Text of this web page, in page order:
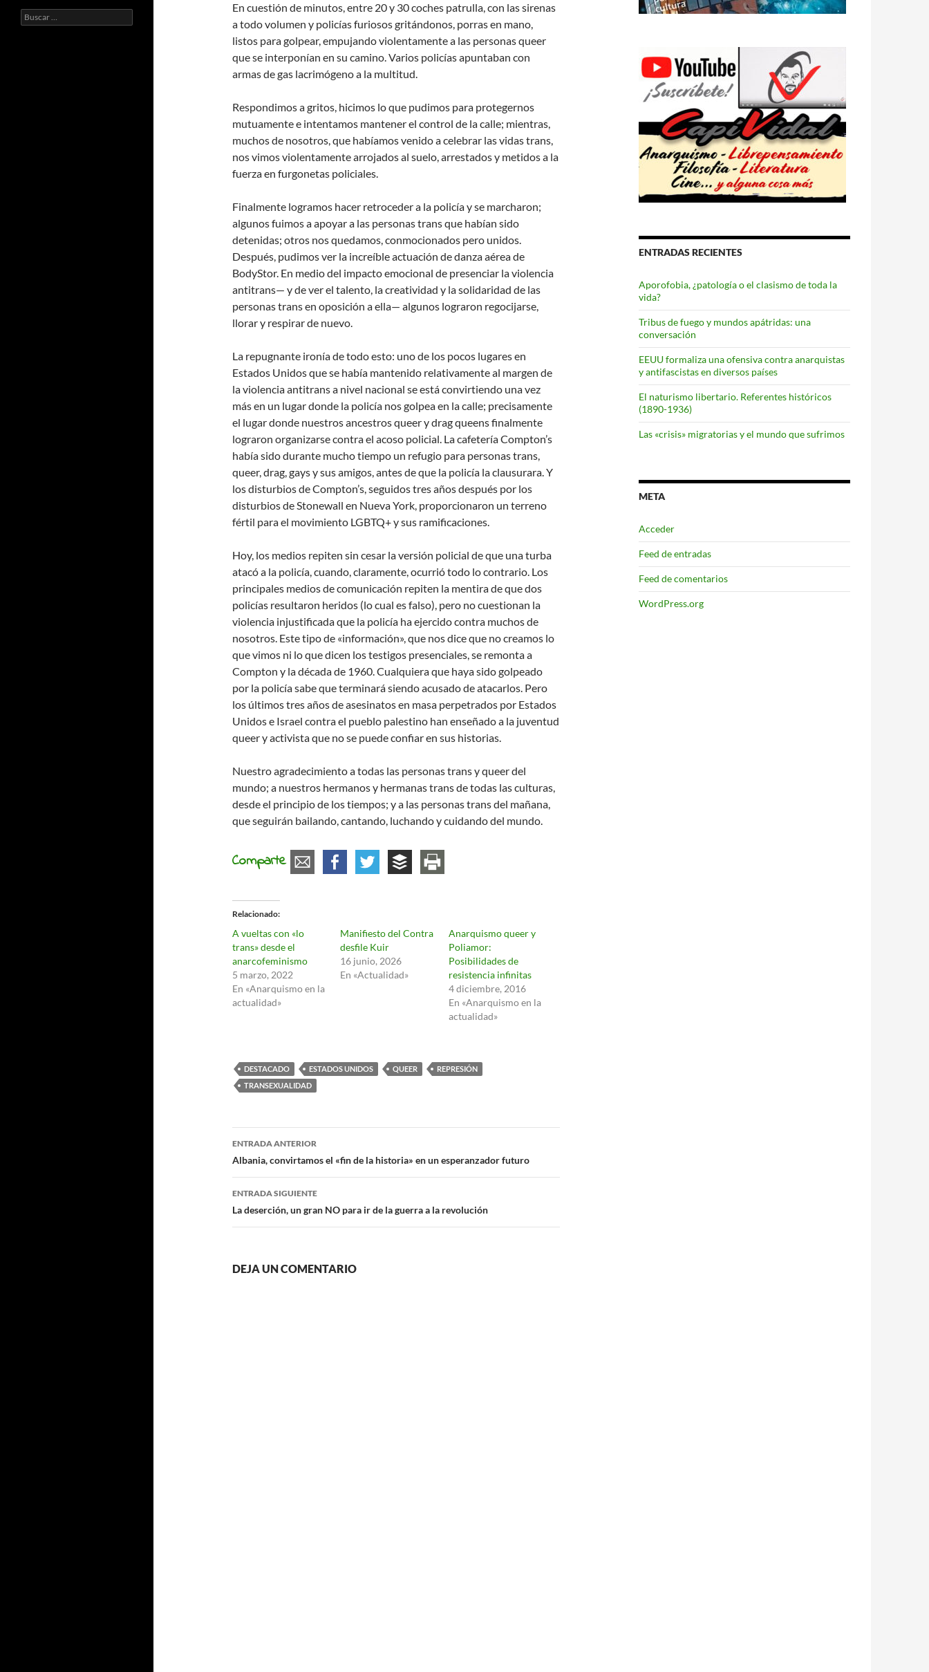
En cuestión de minutos, entre 20 y 30 coches patrulla, con las sirenas
a todo volumen y policías furiosos gritándonos, porras en mano,
listos para golpear, empujando violentamente a las personas queer
que se interponían en su camino. Varios policías apuntaban con
armas de gas lacrimógeno a la multitud.
Respondimos a gritos, hicimos lo que pudimos para protegernos
mutuamente e intentamos mantener el control de la calle; mientras,
muchos de nosotros, que habíamos venido a celebrar las vidas trans,
nos vimos violentamente arrojados al suelo, arrestados y metidos a la
fuerza en furgonetas policiales.
Finalmente logramos hacer retroceder a la policía y se marcharon;
algunos fuimos a apoyar a las personas trans que habían sido
detenidas; otros nos quedamos, conmocionados pero unidos.
Después, pudimos ver la increíble actuación de danza aérea de
BodyStor. En medio del impacto emocional de presenciar la violencia
antitrans— y de ver el talento, la creatividad y la solidaridad de las
personas trans en oposición a ella— algunos lograron regocijarse,
llorar y respirar de nuevo.
La repugnante ironía de todo esto: uno de los pocos lugares en
Estados Unidos que se había mantenido relativamente al margen de
la violencia antitrans a nivel nacional se está convirtiendo una vez
más en un lugar donde la policía nos golpea en la calle; precisamente
el lugar donde nuestros ancestros queer y drag queens finalmente
lograron organizarse contra el acoso policial. La cafetería Compton’s
había sido durante mucho tiempo un refugio para personas trans,
queer, drag, gays y sus amigos, antes de que la policía la clausurara. Y
los disturbios de Compton’s, seguidos tres años después por los
disturbios de Stonewall en Nueva York, proporcionaron un terreno
fértil para el movimiento LGBTQ+ y sus ramificaciones.
Hoy, los medios repiten sin cesar la versión policial de que una turba
atacó a la policía, cuando, claramente, ocurrió todo lo contrario. Los
principales medios de comunicación repiten la mentira de que dos
policías resultaron heridos (lo cual es falso), pero no cuestionan la
violencia injustificada que la policía ha ejercido contra muchos de
nosotros. Este tipo de «información», que nos dice que no creamos lo
que vimos ni lo que dicen los testigos presenciales, se remonta a
Compton y la década de 1960. Cualquiera que haya sido golpeado
por la policía sabe que terminará siendo acusado de atacarlos. Pero
los últimos tres años de asesinatos en masa perpetrados por Estados
Unidos e Israel contra el pueblo palestino han enseñado a la juventud
queer y activista que no se puede confiar en sus historias.
Nuestro agradecimiento a todas las personas trans y queer del
mundo; a nuestros hermanos y hermanas trans de todas las culturas,
desde el principio de los tiempos; y a las personas trans del mañana,
que seguirán bailando, cantando, luchando y cuidando del mundo.
Comparte
Relacionado
A vueltas con «lo
trans» desde el
anarcofeminismo
5 marzo, 2022
En «Anarquismo en la
actualidad»
Manifiesto del Contra
desfile Kuir
16 junio, 2026
En «Actualidad»
Anarquismo queer y
Poliamor:
Posibilidades de
resistencia infinitas
4 diciembre, 2016
En «Anarquismo en la
actualidad»
DESTACADO ESTADOS UNIDOS QUEER
REPRESIÓN
TRANSEXUALIDAD
Navegación
de
entradas
ENTRADA ANTERIOR
Albania, convirtamos el «fin de la historia» en un esperanzador futuro
ENTRADA SIGUIENTE
La deserción, un gran NO para ir de la guerra a la revolución
DEJA UN COMENTARIO
ENTRADAS RECIENTES
Aporofobia, ¿patología o el clasismo de toda la
vida?
Tribus de fuego y mundos apátridas: una
conversación
EEUU formaliza una ofensiva contra anarquistas
y antifascistas en diversos países
El naturismo libertario. Referentes históricos
(1890-1936)
Las «crisis» migratorias y el mundo que sufrimos
META
Acceder
Feed de entradas
Feed de comentarios
WordPress.org
Buscar: